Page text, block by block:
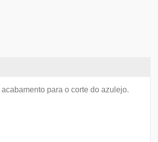
para o corte do azulejo.